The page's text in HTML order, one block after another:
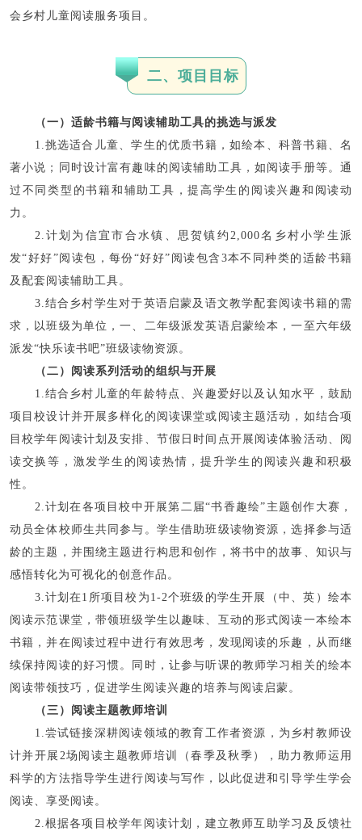
会乡村儿童阅读服务项目。
二、项目目标
（一）适龄书籍与阅读辅助工具的挑选与派发
1.挑选适合儿童、学生的优质书籍，如绘本、科普书籍、名
著小说；同时设计富有趣味的阅读辅助工具，如阅读手册等。通
过不同类型的书籍和辅助工具，提高学生的阅读兴趣和阅读动
力。
2.计划为信宜市合水镇、思贺镇约2,000名乡村小学生派
发“好好”阅读包，每份“好好”阅读包含3本不同种类的适龄书籍
及配套阅读辅助工具。
3.结合乡村学生对于英语启蒙及语文教学配套阅读书籍的需
求，以班级为单位，一、二年级派发英语启蒙绘本，一至六年级
派发“快乐读书吧”班级读物资源。
（二）阅读系列活动的组织与开展
1.结合乡村儿童的年龄特点、兴趣爱好以及认知水平，鼓励
项目校设计并开展多样化的阅读课堂或阅读主题活动，如结合项
目校学年阅读计划及安排、节假日时间点开展阅读体验活动、阅
读交换等，激发学生的阅读热情，提升学生的阅读兴趣和积极
性。
2.计划在各项目校中开展第二届“书香趣绘”主题创作大赛，
动员全体校师生共同参与。学生借助班级读物资源，选择参与适
龄的主题，并围绕主题进行构思和创作，将书中的故事、知识与
感悟转化为可视化的创意作品。
3.计划在1所项目校为1-2个班级的学生开展（中、英）绘本
阅读示范课堂，带领班级学生以趣味、互动的形式阅读一本绘本
书籍，并在阅读过程中进行有效思考，发现阅读的乐趣，从而继
续保持阅读的好习惯。同时，让参与听课的教师学习相关的绘本
阅读带领技巧，促进学生阅读兴趣的培养与阅读启蒙。
（三）阅读主题教师培训
1.尝试链接深耕阅读领域的教育工作者资源，为乡村教师设
计并开展2场阅读主题教师培训（春季及秋季），助力教师运用
科学的方法指导学生进行阅读与写作，以此促进和引导学生学会
阅读、享受阅读。
2.根据各项目校学年阅读计划，建立教师互助学习及反馈社